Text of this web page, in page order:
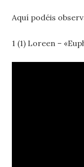
Aquí podéis
1 (1) Loreen –